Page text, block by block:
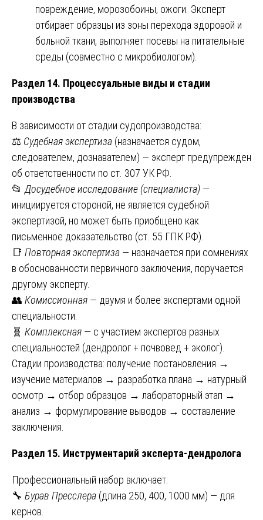
повреждение, морозобоины, ожоги. Эксперт
отбирает образцы из зоны перехода здоровой и
больной ткани, выполняет посевы на питательные
среды (совместно с микробиологом).
Раздел 14. Процессуальные виды и стадии
производства
В зависимости от стадии судопроизводства:
⚖️ Судебная экспертиза (назначается судом,
следователем, дознавателем) — эксперт предупрежден
об ответственности по ст. 307 УК РФ.
📂 Досудебное исследование (специалиста) —
инициируется стороной, не является судебной
экспертизой, но может быть приобщено как
письменное доказательство (ст. 55 ГПК РФ).
📑 Повторная экспертиза — назначается при сомнениях
в обоснованности первичного заключения, поручается
другому эксперту.
👥 Комиссионная — двумя и более экспертами одной
специальности.
🧬 Комплексная — с участием экспертов разных
специальностей (дендролог + почвовед + эколог).
Стадии производства: получение постановления →
изучение материалов → разработка плана → натурный
осмотр → отбор образцов → лабораторный этап →
анализ → формулирование выводов → составление
заключения.
Раздел 15. Инструментарий эксперта-дендролога
Профессиональный набор включает:
🔧 Бурав Пресслера (длина 250, 400, 1000 мм) — для
кернов.